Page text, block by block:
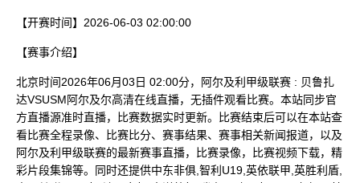
【开赛时间】 2026-06-03 02:00:00
【赛事介绍】
北京时间2026年06月03日 02:00分，阿尔及利甲级联赛 : 贝鲁扎
达VSUSM阿尔及尔高清在线直播，无插件观看比赛。本站同步官
方直播源准时直播，比赛数据实时更新。比赛结束后可以在本站查
看比赛全程录像、比赛比分、赛事结果、赛事相关新闻报道，以及
阿尔及利甲级联赛的最新赛事直播，比赛录像，比赛视频下载，精
彩片段集锦等。同时还提供中东非俱,智利U19,英依联甲,英胜利盾,